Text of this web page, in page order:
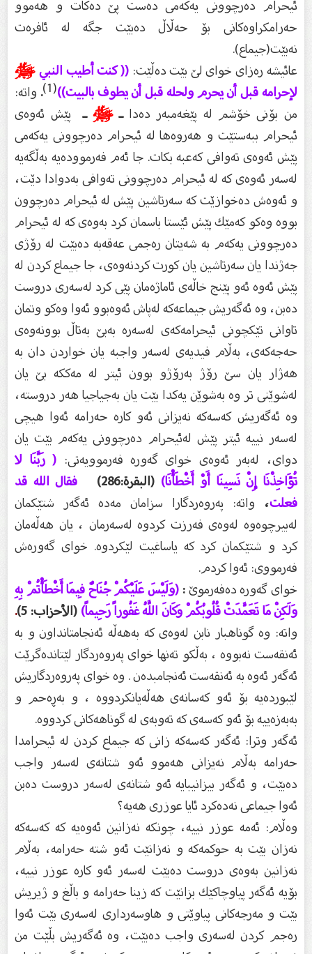
ئیحرام دەرچوونى یەكەمى دەست پێ دەكات و هەموو
حەرامكراوەكانى بۆ حەڵاڵ دەبێت جگە لە ئافرەت
نەبێت(جیماع).
عائیشە رەزاى خواى لێ بێت دەڵێت:(( كنت أطيب النبيﷺ
لإحرامه قبل أن يحرم ولحله قبل أن يطوف بالبيت))(1)
.واتە:
من بۆنى خۆشم لە پێغەمبەر دەداـﷺـ پێش ئەوەى
ئیحرام ببەستێت و هەروەها لە ئیحرام دەرچوونى یەكەمى
پێش ئەوەى تەوافی كەعبە بكات. جا ئەم فەرموودەیە بەڵگەیە
لەسەر ئەوەى كە لە ئیحرام دەرچوونى تەوافی بەدوادا دێت،
و ئەوەش دەخوازێت كە سەرتاشین پێش لە ئیحرام دەرچوون
بووە وەكو كەمێك پێش ئێستا باسمان كرد بەوەى كە لە ئیحرام
دەرچوونى یەكەم بە شەیتان رەجمى عەقەبە دەبێت لە رۆژى
جەژندا یان سەرتاشین یان كورت كردنەوەى، جا جیماع كردن لە
پێش ئەوە ئەو پێنج خاڵەى ئاماژەمان پێى كرد لەسەرى دروست
دەبن، وە ئەگەریش جیماعەكە لەپاش ئەوەبوو ئەوا وەكو وتمان
تاوانى تێكچونى ئیحرامەكەى لەسەرە بەبێ بەتاڵ بوونەوەى
حەجەكەى، بەڵام فیدیەى لەسەر واجبە یان خواردن دان بە
هەژار یان سێ رۆژ بەرۆژو بوون ئیتر لە مەككە بێ یان
لەشوێنى تر وە بەشوێن یەكدا بێت یان بەجیاجیا هەر دروستە،
وە ئەگەریش كەسەكە نەیزانى ئەو كارە حەرامە ئەوا هیچی
لەسەر نییە ئیتر پێش لەئیحرام دەرچوونى یەكەم بێت یان
دواى، لەبەر ئەوەى خواى گەورە فەرموویەتى:( رَبَّنَا لا
تُؤَاخِذْنَا إِنْ نَسِينَا أَوْ أَخْطَأْنَا)(البقرة:286)
فقال الله قد
فعلت، واتە: پەروەردگارا سزامان مەدە ئەگەر شتێكمان
لەبیرچوەوە لەوەى فەرزت كردوە لەسەرمان ، یان هەڵەمان
كرد و شتێكمان كرد كە یاساغیت لێكردوە. خواى گەورەش
فەرمووى: ئەوا كردم.
خواى گەورە دەفەرموێ:(وَلَيْسَ عَلَيْكُمْ جُنَاحٌ فِيمَا أَخْطَأْتُمْ بِهِ
وَلَكِنْ مَا تَعَمَّدَتْ قُلُوبُكُمْ وَكَانَ اللَّهُ غَفُوراً رَحِيماً)(الأحزاب: 5) .
واتە: وە گوناهبار نابن لەوەى كە بەهەڵە ئەنجامتانداون و بە
ئەنقەست نەبووە ، بەڵكو تەنها خواى پەروەردگار لێتاندەگرێت
ئەگەر ئەوە بە ئەنقەست ئەنجامبدەن . وە خواى پەروەردگاریش
لێبوردەیە بۆ ئەو كەسانەى هەڵەیانكردووە ، و بەڕەحم و
بەبەزەییە بۆ ئەو كەسەى كە تەوبەى لە گوناهەكانى كردووە.
ئەگەر وترا: ئەگەر كەسەكە زانى كە جیماع كردن لە ئیحرامدا
حەرامە بەڵام نەیزانى هەموو ئەو شتانەى لەسەر واجب
دەبێت، و ئەگەر بیزانیبایە ئەو شتانەى لەسەر دروست دەبن
ئەوا جیماعى نەدەكرد ئایا عوزرى هەیە؟
وەڵام: ئەمە عوزر نییە، چونكە نەزانین ئەوەیە كە كەسەكە
نەزان بێت بە حوكمەكە و نەزانێت ئەو شتە حەرامە، بەڵام
نەزانین بەوەى دروست دەبێت لەسەر ئەو كارە عوزر نییە،
بۆیە ئەگەر پیاوچاكێك بزانێت كە زینا حەرامە و باڵغ و ژیریش
بێت و مەرجەكانى پیاوێتى و هاوسەردارى لەسەرى بێت ئەوا
رەجم كردن لەسەرى واجب دەبێت، وە ئەگەریش بڵێت من